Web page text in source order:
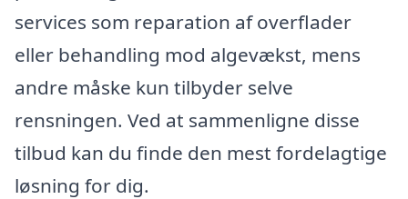
services som reparation af overflader
eller behandling mod algevækst, mens
andre måske kun tilbyder selve
rensningen. Ved at sammenligne disse
tilbud kan du finde den mest fordelagtige
løsning for dig.